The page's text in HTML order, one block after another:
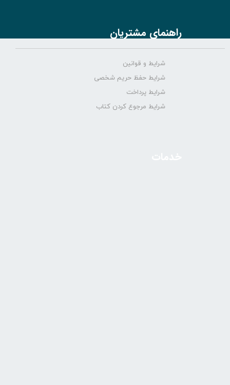
راهنمای مشتریان
شرایط و قوانین
شرایط حفظ حریم شخصی
شرایط پرداخت
شرایط مرجوع کردن کتاب